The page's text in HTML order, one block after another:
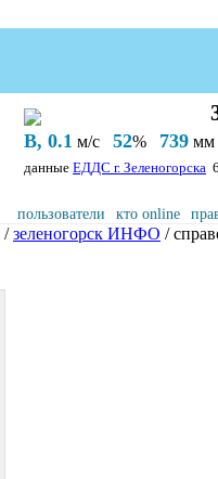
В, 0.1 м/с 52% 739 мм
данные ЕДДС г. Зеленогорска
пользователи кто online
/зеленогорск ИНФО /